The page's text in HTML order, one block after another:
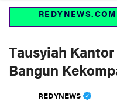
REDYNEWS.COM
Tausyiah
Bangun
REDYNEWS